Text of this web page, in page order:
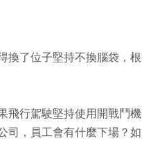
換了位子堅持不換腦袋，根
飛行駕駛堅持使用開戰鬥機
司，員工會有什麼下場？如